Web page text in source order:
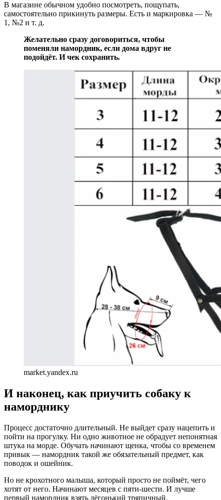
В магазине обычном удобно посмотреть, пощупать,
самостоятельно прикинуть размеры. Есть и маркировка — №
1, №2 и т. д.
Желательно сразу договориться, чтобы
поменяли намордник, если дома вдруг не
подойдёт. И чек сохранить.
market.yandex.ru
И наконец, как приучить собаку к
наморднику
Процесс достаточно длительный. Не выйдет сразу нацепить и
пойти на прогулку. Ни одно животное не обрадует непонятная
штука на морде. Обучать начинают щенка, чтобы со временем
привык — намордник такой же обязательный предмет, как
поводок и ошейник.
Но не крохотного малыша, который просто не поймёт, чего
хотят от него. Начинают месяцев с пяти-шести. И лучше
первый намордник взять лёгонький тряпичный.